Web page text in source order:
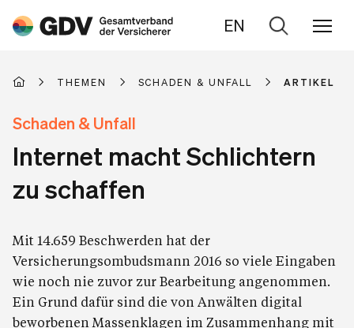
EN
Zur
THEMEN SCHADEN & UNFALL ARTIKEL
Schaden & Unfall
Internet macht Schlichtern
zu schaffen
Mit 14.659 Beschwerden hat der
Versicherungsombudsmann 2016 so viele Eingaben
wie noch nie zuvor zur Bearbeitung angenommen.
Ein Grund dafür sind die von Anwälten digital
beworbenen Massenklagen im Zusammenhang mit